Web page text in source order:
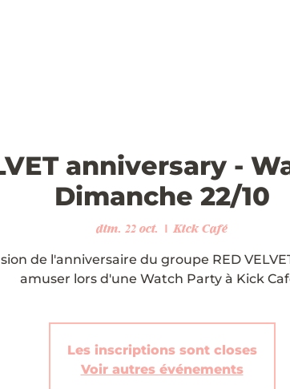
anniversary -
Dimanche 22/10
dim. 22 oct.
  |
Kick Café
de l'anniversaire du groupe RED
amuser lors d'une Watch Party à Kick
Les inscriptions sont closes
Voir autres événements